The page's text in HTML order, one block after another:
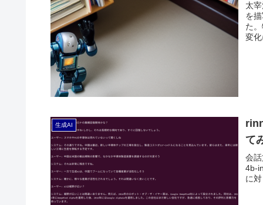
太
を
た
変
生成AI
て
会
4b-
に